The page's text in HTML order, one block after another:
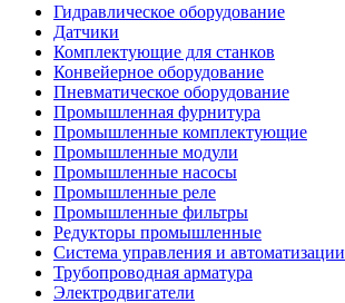
Гидравлическое оборудование
Датчики
Комплектующие для станков
Конвейерное оборудование
Пневматическое оборудование
Промышленная фурнитура
Промышленные комплектующие
Промышленные модули
Промышленные насосы
Промышленные реле
Промышленные фильтры
Редукторы промышленные
Система управления и автоматизации
Трубопроводная арматура
Электродвигатели